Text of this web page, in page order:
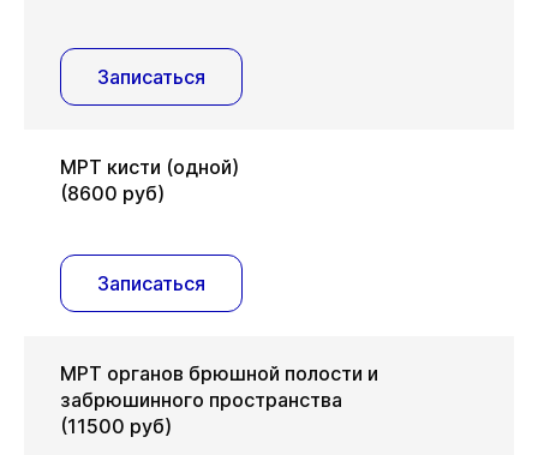
Записаться
МРТ кисти (одной)
(8600 руб)
Записаться
МРТ органов брюшной полости и
забрюшинного пространства
(11500 руб)